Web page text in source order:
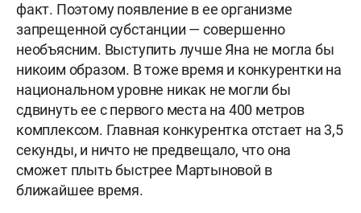
факт. Поэтому появление в ее организме
запрещенной субстанции — совершенно
необъясним. Выступить лучше Яна не могла бы
никоим образом. В тоже время и конкурентки на
национальном уровне никак не могли бы
сдвинуть ее с первого места на 400 метров
комплексом. Главная конкурентка отстает на 3,5
секунды, и ничто не предвещало, что она
сможет плыть быстрее Мартыновой в
ближайшее время.